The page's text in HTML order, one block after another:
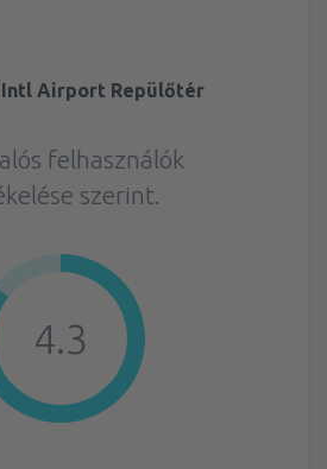
Intl Airport Repülőtér
felhasználók
szerint.
4.3